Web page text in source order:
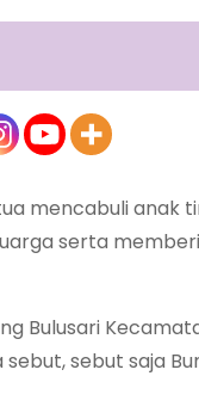
mencabuli anak
serta
Bulusari
sebut saja